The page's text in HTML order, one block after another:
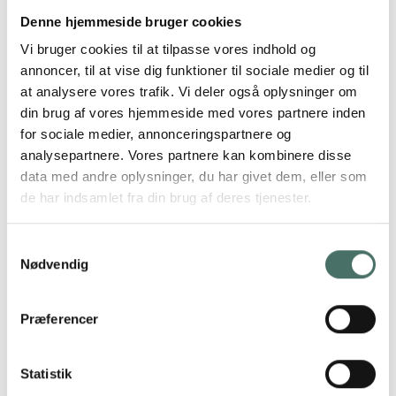
Denne hjemmeside bruger cookies
Vi bruger cookies til at tilpasse vores indhold og
annoncer, til at vise dig funktioner til sociale medier og til
at analysere vores trafik. Vi deler også oplysninger om
din brug af vores hjemmeside med vores partnere inden
for sociale medier, annonceringspartnere og
analysepartnere. Vores partnere kan kombinere disse
data med andre oplysninger, du har givet dem, eller som
de har indsamlet fra din brug af deres tjenester.
Nødvendig
Præferencer
Statistik